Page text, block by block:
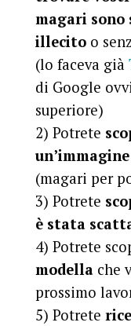
magari sono
illecitoo
(lo faceva già
di Google
superiore)
2) Potrete
un’immagine
(magari per
3) Potrete
è stata
4) Potrete
modellache
prossimo
5) Potrete